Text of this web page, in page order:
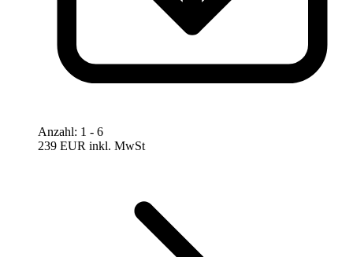
Anzahl: 1 - 6
239 EUR inkl. MwSt